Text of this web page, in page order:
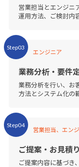
営業担当とエンジニ
運用方法、ご検討内
Step03
エンジニア
業務分析・要件
業務分析を行い、お
方法とシステム化の
Step04
営業担当、エン
ご提案・お見積り
ご提案内容に基づき